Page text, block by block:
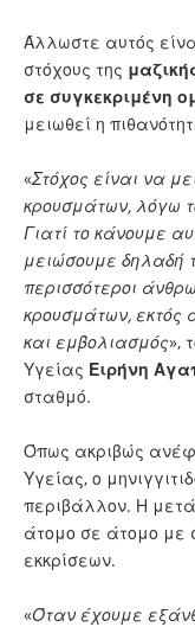
Άλλωστε αυτός
στόχους της
σε συγκεκριμένη
μειωθεί η
«Στόχος είναι να
κρουσμάτων, λόγω
Γιατί το κάνουμε
μειώσουμε δηλαδή
περισσότεροι
κρουσμάτων, εκτός
και εμβολιασμός»,
Υγείας Ειρήνη
σταθμό.
Όπως ακριβώς
Υγείας, ο
περιβάλλον. Η
άτομο σε άτομο με
εκκρίσεων.
«Όταν έχουμε